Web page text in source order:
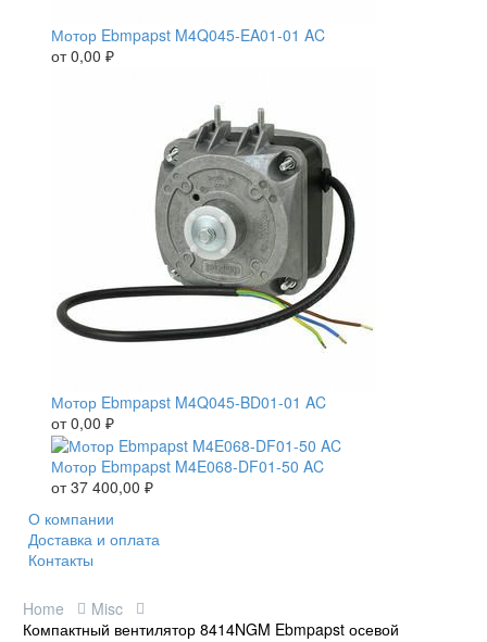
Мотор Ebmpapst M4Q045-EA01-01 AC
от0,00 ₽
Мотор Ebmpapst M4Q045-BD01-01 AC
от0,00 ₽
Мотор Ebmpapst M4E068-DF01-50 AC
от37 400,00 ₽
О компании
Доставка и оплата
Контакты
Home
Misc
Компактный вентилятор 8414NGM Ebmpapst осевой